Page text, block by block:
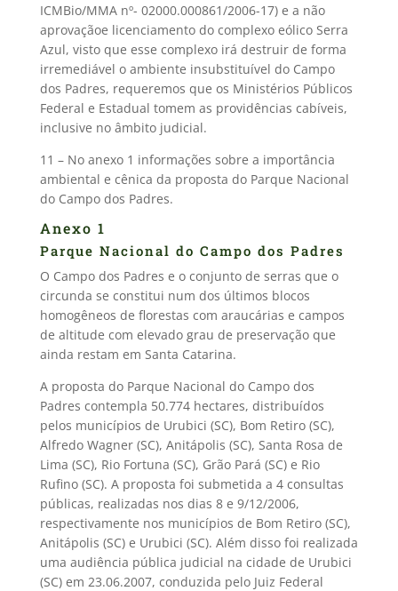
ICMBio/MMA nº- 02000.000861/2006-17) e a não
aprovaçãoe licenciamento do complexo eólico Serra
Azul, visto que esse complexo irá destruir de forma
irremediável o ambiente insubstituível do Campo
dos Padres, requeremos que os Ministérios Públicos
Federal e Estadual tomem as providências cabíveis,
inclusive no âmbito judicial.
11 – No anexo 1 informações sobre a importância
ambiental e cênica da proposta do Parque Nacional
do Campo dos Padres.
Anexo 1
Parque Nacional do Campo dos Padres
O Campo dos Padres e o conjunto de serras que o
circunda se constitui num dos últimos blocos
homogêneos de florestas com araucárias e campos
de altitude com elevado grau de preservação que
ainda restam em Santa Catarina.
A proposta do Parque Nacional do Campo dos
Padres contempla 50.774 hectares, distribuídos
pelos municípios de Urubici (SC), Bom Retiro (SC),
Alfredo Wagner (SC), Anitápolis (SC), Santa Rosa de
Lima (SC), Rio Fortuna (SC), Grão Pará (SC) e Rio
Rufino (SC). A proposta foi submetida a 4 consultas
públicas, realizadas nos dias 8 e 9/12/2006,
respectivamente nos municípios de Bom Retiro (SC),
Anitápolis (SC) e Urubici (SC). Além disso foi realizada
uma audiência pública judicial na cidade de Urubici
(SC) em 23.06.2007, conduzida pelo Juiz Federal